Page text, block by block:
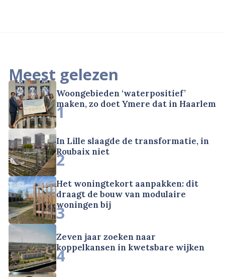
Meest gelezen
Woongebieden ‘waterpositief’
maken, zo doet Ymere dat in Haarlem
1
In Lille slaagde de transformatie, in
Roubaix niet
2
Het woningtekort aanpakken: dit
draagt de bouw van modulaire
woningen bij
3
Zeven jaar zoeken naar
koppelkansen in kwetsbare wijken
4